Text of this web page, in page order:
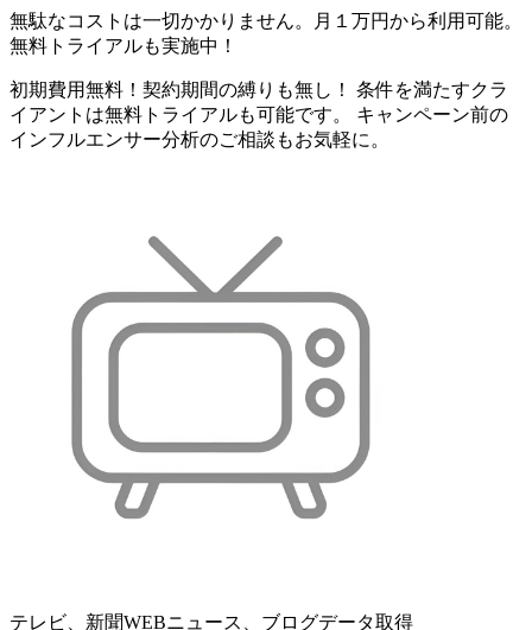
無駄なコストは一切かかりません。月１万円から利用可能。
無料トライアルも実施中！
初期費用無料！契約期間の縛りも無し！ 条件を満たすクラ
イアントは無料トライアルも可能です。 キャンペーン前の
インフルエンサー分析のご相談もお気軽に。
テレビ、新聞WEBニュース、ブログデータ取得